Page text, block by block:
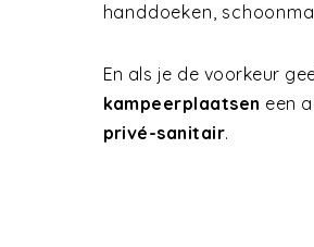
handdoeken,
En als je de voorkeur
kampeerplaatsen een
privé-sanitair.